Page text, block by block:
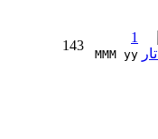
1
MMM yy
143